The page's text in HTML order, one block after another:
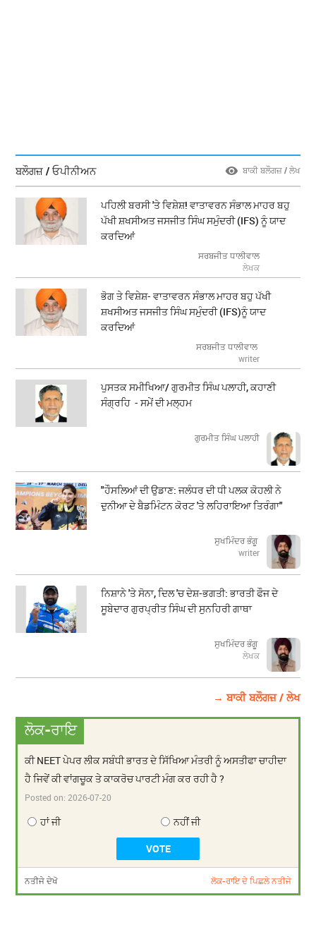
ਬਲੌਗਜ਼ / ਓਪੀਨੀਅਨ ਬਾਕੀ ਬਲੌਗਜ਼ / ਲੇਖ
ਪਹਿਲੀ ਬਰਸੀ 'ਤੇ ਵਿਸ਼ੇਸ਼! ਵਾਤਾਵਰਨ ਸੰਭਾਲ ਮਾਹਰ ਬਹੁ
ਪੱਖੀ ਸ਼ਖਸੀਅਤ ਜਸਜੀਤ ਸਿੰਘ ਸਮੁੰਦਰੀ (IFS) ਨੂੰ ਯਾਦ
ਕਰਦਿਆਂ
ਸਰਬਜੀਤ ਧਾਲੀਵਾਲ
ਲੇਖਕ
ਭੋਗ ਤੇ ਵਿਸ਼ੇਸ਼- ਵਾਤਾਵਰਨ ਸੰਭਾਲ ਮਾਹਰ ਬਹੁ ਪੱਖੀ
ਸ਼ਖਸੀਅਤ ਜਸਜੀਤ ਸਿੰਘ ਸਮੁੰਦਰੀ (IFS)ਨੂੰ ਯਾਦ
ਕਰਦਿਆਂ
ਸਰਬਜੀਤ ਧਾਲੀਵਾਲ
writer
ਪੁਸਤਕ ਸਮੀਖਿਆ/ ਗੁਰਮੀਤ ਸਿੰਘ ਪਲਾਹੀ, ਕਹਾਣੀ
ਸੰਗ੍ਰਹਿ - ਸਮੇਂ ਦੀ ਮਲ੍ਹਮ
ਗੁਰਮੀਤ ਸਿੰਘ ਪਲਾਹੀ
"ਹੌਸਲਿਆਂ ਦੀ ਉਡਾਣ: ਜਲੰਧਰ ਦੀ ਧੀ ਪਲਕ ਕੋਹਲੀ ਨੇ
ਦੁਨੀਆ ਦੇ ਬੈਡਮਿੰਟਨ ਕੋਰਟ 'ਤੇ ਲਹਿਰਾਇਆ ਤਿਰੰਗਾ"
ਸੁਖਮਿੰਦਰ ਭੰਗੂ
writer
ਨਿਸ਼ਾਨੇ 'ਤੇ ਸੋਨਾ, ਦਿਲ 'ਚ ਦੇਸ਼-ਭਗਤੀ: ਭਾਰਤੀ ਫੌਜ ਦੇ
ਸੂਬੇਦਾਰ ਗੁਰਪ੍ਰੀਤ ਸਿੰਘ ਦੀ ਸੁਨਹਿਰੀ ਗਾਥਾ
ਸੁਖਮਿੰਦਰ ਭੰਗੂ
ਲੇਖਕ
→ ਬਾਕੀ ਬਲੌਗਜ਼ / ਲੇਖ
ਲੋਕ-ਰਾਇ
ਕੀ NEET ਪੇਪਰ ਲੀਕ ਸਬੰਧੀ ਭਾਰਤ ਦੇ ਸਿੱਖਿਆ ਮੰਤਰੀ ਨੂੰ ਅਸਤੀਫਾ ਚਾਹੀਦਾ
ਹੈ ਜਿਵੇਂ ਕੀ ਵਾਂਗਚੂਕ ਤੇ ਕਾਕਰੋਚ ਪਾਰਟੀ ਮੰਗ ਕਰ ਰਹੀ ਹੈ ?
Posted on:2026-07-20
ਹਾਂ ਜੀ ਨਹੀਂ ਜੀ
ਨਤੀਜੇ ਦੇਖੋ ਲੋਕ-ਰਾਇ ਦੇ ਪਿਛਲੇ ਨਤੀਜੇ